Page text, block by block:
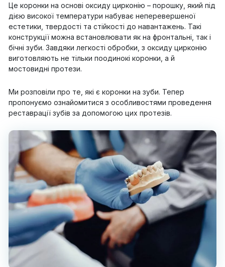
Це коронки на основі оксиду цирконію – порошку, який під
дією високої температури набуває неперевершеної
естетики, твердості та стійкості до навантажень. Такі
конструкції можна встановлювати як на фронтальні, так і
бічні зуби. Завдяки легкості обробки, з оксиду цирконію
виготовляють не тільки поодинокі коронки, а й
мостовидні протези.
Ми розповіли про те, які є коронки на зуби. Тепер
пропонуємо ознайомитися з особливостями проведення
реставрації зубів за допомогою цих протезів.